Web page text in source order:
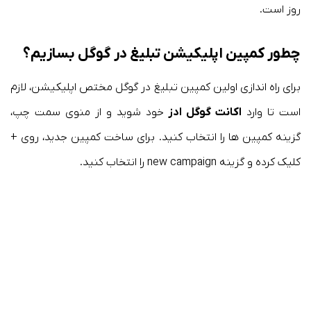
روز است.
چطور کمپین اپلیکیشن تبلیغ در گوگل بسازیم؟
برای راه اندازی اولین کمپین تبلیغ در گوگل مختص اپلیکیشن، لازم
است تا وارد اکانت گوگل ادز خود شوید و از منوی سمت چپ،
گزینه کمپین ها را انتخاب کنید. برای ساخت کمپین جدید، روی +
کلیک کرده و گزینه new campaign را انتخاب کنید.